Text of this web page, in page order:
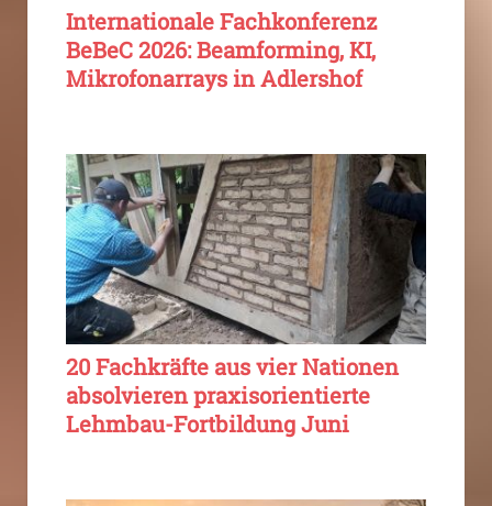
Internationale Fachkonferenz
BeBeC 2026: Beamforming, KI,
Mikrofonarrays in Adlershof
20 Fachkräfte aus vier Nationen
absolvieren praxisorientierte
Lehmbau-Fortbildung Juni